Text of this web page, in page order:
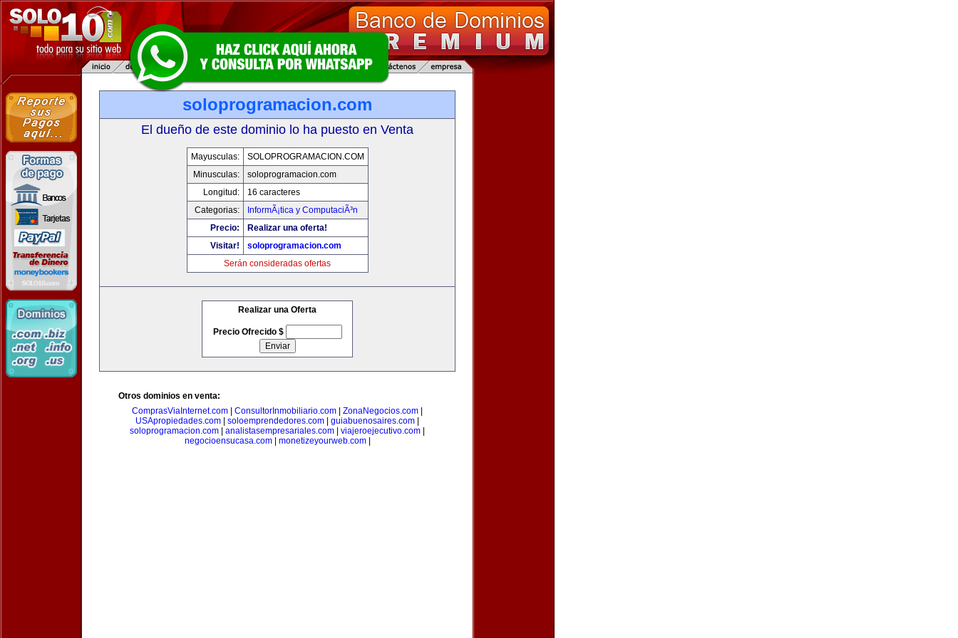
soloprogramacion.com
El dueño de este dominio lo ha puesto en Venta
Mayusculas:
SOLOPROGRAMACION.COM
Minusculas:
soloprogramacion.com
Longitud:
16 caracteres
Categorias:
InformÃ¡tica y ComputaciÃ³n
Precio:
Realizar una oferta!
Visitar!
soloprogramacion.com
Serán consideradas ofertas
Realizar una Oferta
Precio Ofrecido $
Otros dominios en venta:
ComprasViaInternet.com
ConsultorInmobiliario.com ZonaNegocios.com
USApropiedades.com
soloemprendedores.com guiabuenosaires.com
soloprogramacion.com
analistasempresariales.com viajeroejecutivo.com
negocioensucasa.com| monetizeyourweb.com|